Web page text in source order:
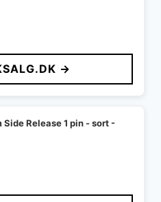
→
Release 1 pin - sort -